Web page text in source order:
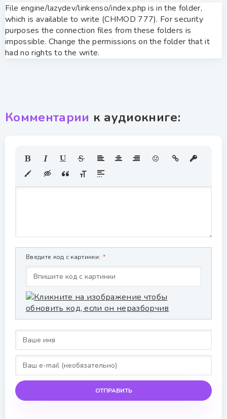
File engine/lazydev/linkenso/index.php is in the folder,
which is available to write (CHMOD 777). For security
purposes the connection files from these folders is
impossible. Change the permissions on the folder that it
had no rights to the write.
Комментарии к аудиокниге:
Введите код с картинки:
ОТПРАВИТЬ